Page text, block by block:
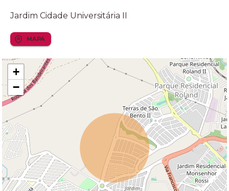
Jardim Cidade Universitária II
MAPA
+
−